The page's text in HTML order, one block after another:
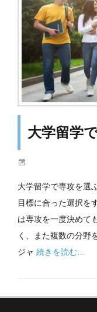
大学留学
投
日
大学留学で専攻を選
目標に合った選択を
は専攻を一度決めて
く、また複数の分野
ジャ 続きを読む…